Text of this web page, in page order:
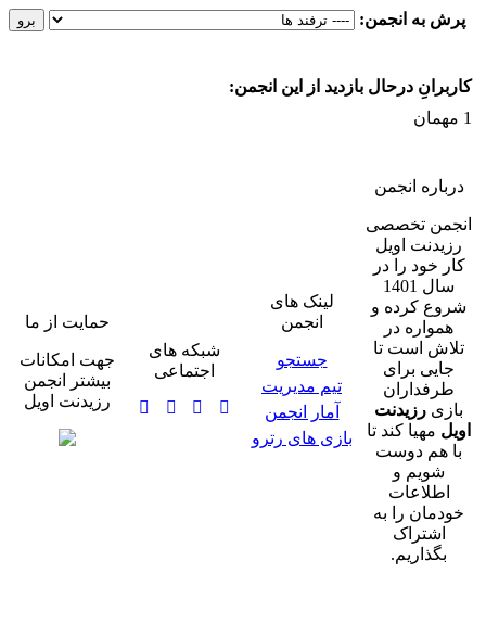
انجمن:
درحال بازدید از این انجمن:
انجمن
تخصصی
اویل
را در
سال 1401
کرده و
در
است تا
برای
رزیدنت
کند تا
دوست
را به
لینک های
انجمن
جستجو
تیم مدیریت
آمار انجمن
بازی های رترو
شبکه های
حمایت از ما
جهت امکانات
بیشتر انجمن
رزیدنت اویل